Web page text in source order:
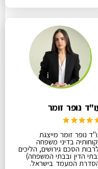
נופר זומר
נופר זומר מייצגת
בדיני משפחה
הסכם גירושים, הליכים
הדין ובבתי המשפחה)
המעמד בישראל.